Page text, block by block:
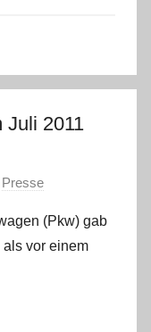
Juli 2011
Presse
(Pkw) gab
vor einem